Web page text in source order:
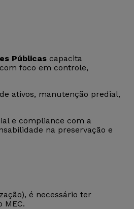
Públicas capacita
foco em controle,
ativos, manutenção predial,
e compliance com a
na preservação e
é necessário ter